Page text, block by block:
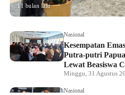
11 bulan lalu
Nasional
Kesempatan
Putra-putri
Lewat Beasiswa
Minggu, 31 Agustus
Nasional